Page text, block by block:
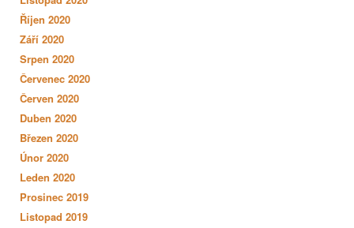
Říjen 2020
Září 2020
Srpen 2020
Červenec 2020
Červen 2020
Duben 2020
Březen 2020
Únor 2020
Leden 2020
Prosinec 2019
Listopad 2019